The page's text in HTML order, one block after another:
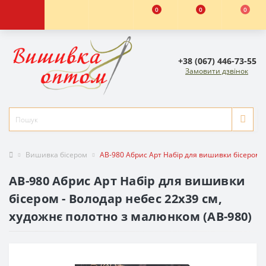
0 0 0
+38 (067) 446-73-55
Замовити дзвінок
Вишивка бісером AB-980 Абрис Арт Набір для вишивки
AB-980 Абрис Арт Набір для вишивки
бісером - Володар небес 22x39 см,
художнє полотно з малюнком (АВ-980)